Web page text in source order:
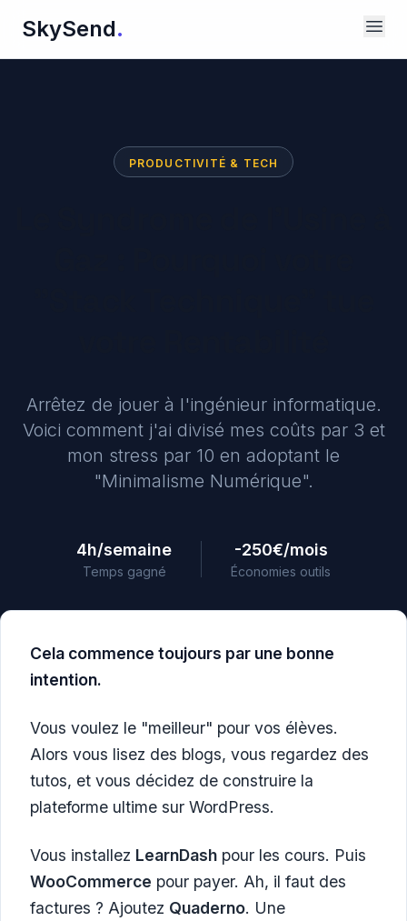
SkySend.
PRODUCTIVITÉ & TECH
Arrêtez de jouer à l'ingénieur informatique.
Voici comment j'ai divisé mes coûts par 3 et
mon stress par 10 en adoptant le
"Minimalisme Numérique".
4h/semaine
Temps gagné
-250€/mois
Économies outils
Cela commence toujours par une bonne
intention.
Vous voulez le "meilleur" pour vos élèves.
Alors vous lisez des blogs, vous regardez des
tutos, et vous décidez de construire la
plateforme ultime sur WordPress.
Vous installez LearnDash pour les cours. Puis
WooCommerce pour payer. Ah, il faut des
factures ? Ajoutez Quaderno. Une